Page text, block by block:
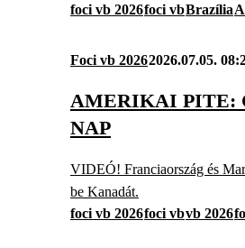
foci vb 2026foci vbBrazília
Foci vb 20262026.07.05.
AMERIKAI PITE:
NAP
VIDEÓ! Franciaország és
be Kanadát.
foci vb 2026foci vbvb 2026